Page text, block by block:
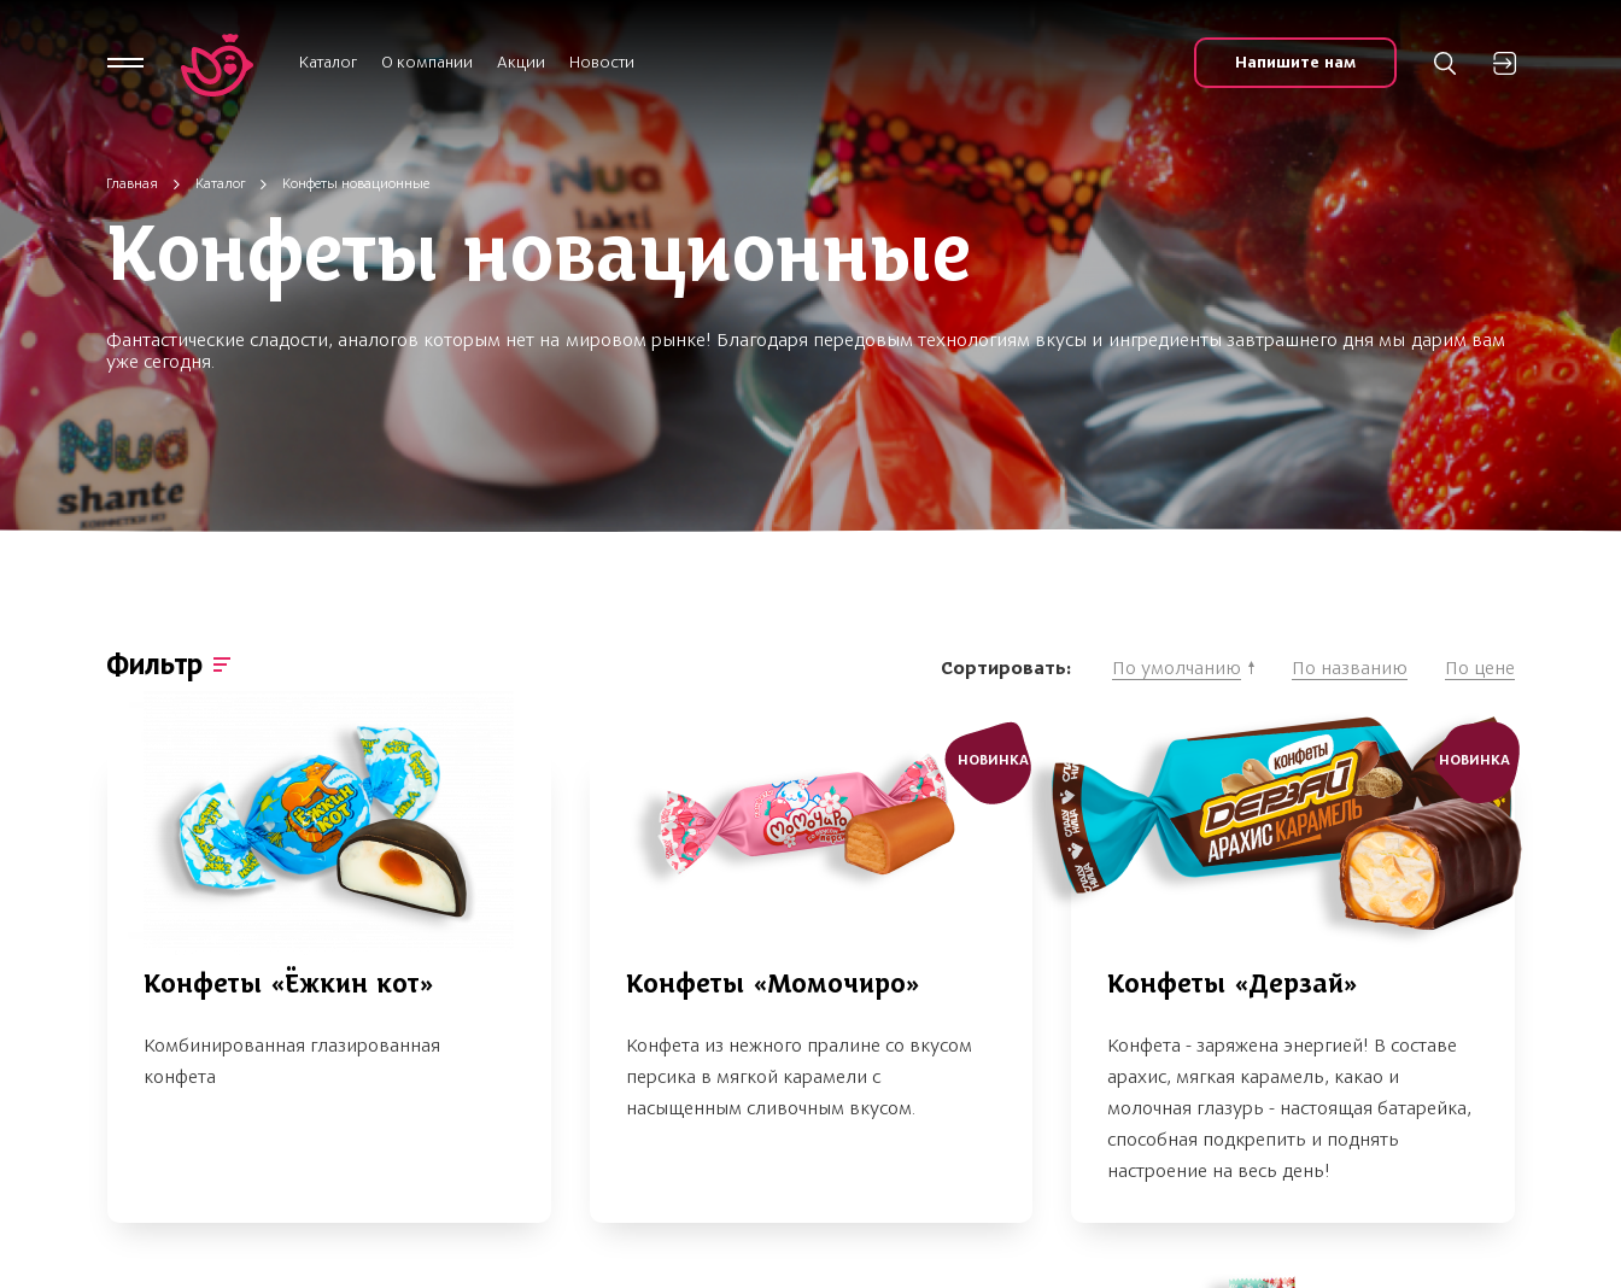
Каталог О компании Акции Новости Напишите нам
Главная Каталог Конфеты новационные
Конфеты новационные
Фантастические сладости, аналогов которым нет на мировом рынке! Благодаря передовым технологиям вкусы и ингредиенты завтрашнего дня мы дарим вам
уже сегодня.
Фильтр Сортировать: По умолчанию По названию По цене
Конфеты «Ёжкин кот»
Комбинированная глазированная
конфета
НОВИНКА
Конфеты «Момочиро»
Конфета из нежного пралине со вкусом
персика в мягкой карамели с
насыщенным сливочным вкусом.
НОВИНКА
Конфеты «Дерзай»
Конфета - заряжена энергией! В составе
арахис, мягкая карамель, какао и
молочная глазурь - настоящая батарейка,
способная подкрепить и поднять
настроение на весь день!